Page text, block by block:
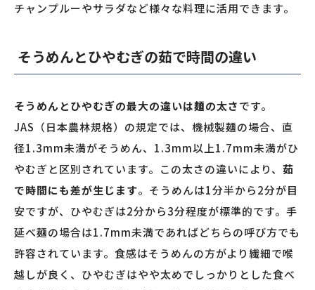
チャンプルーやサラダなど様々な料理に活用できます。
そうめんとひやむぎの茹で時間の違い
そうめんとひやむぎの最大の違いは麺の太さです。
JAS（日本農林規格）の規定では、機械製麺の場合、直
径1.3mm未満がそうめん、1.3mm以上1.7mm未満がひ
やむぎと区別されています。この太さの違いにより、 茹
で時間にも差が生じます。そうめんは1分半から2分が目
安ですが、ひやむぎは2分から3分程度が標準的です。手
延べ麺の場合は1.7mm未満であればどちらの呼び方でも
許容されています。食感はそうめんの方がより繊細で喉
越しが良く、ひやむぎはやや太めでしっかりとした食べ